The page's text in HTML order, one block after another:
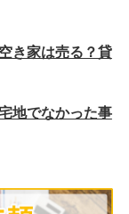
き家は売る？貸
地でなかった事